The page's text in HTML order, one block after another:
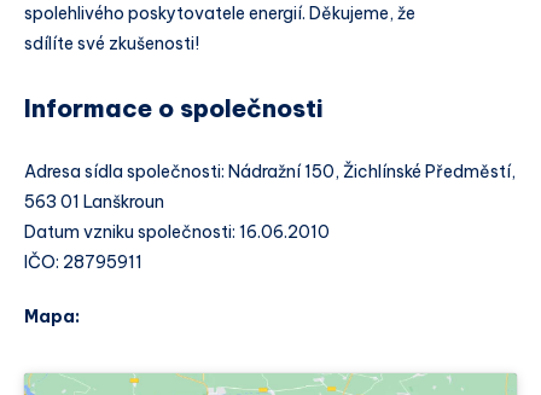
spolehlivého poskytovatele energií. Děkujeme, že
sdílíte své zkušenosti!
Informace o společnosti
Adresa sídla společnosti: Nádražní 150, Žichlínské Předměstí,
563 01 Lanškroun
Datum vzniku společnosti: 16.06.2010
IČO: 28795911
Mapa: